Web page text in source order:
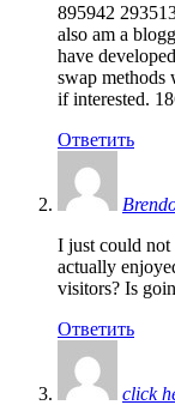
895942
also am a
have
swap methods
if interested.
Ответить
I just could not
actually
visitors? Is
Ответить
click